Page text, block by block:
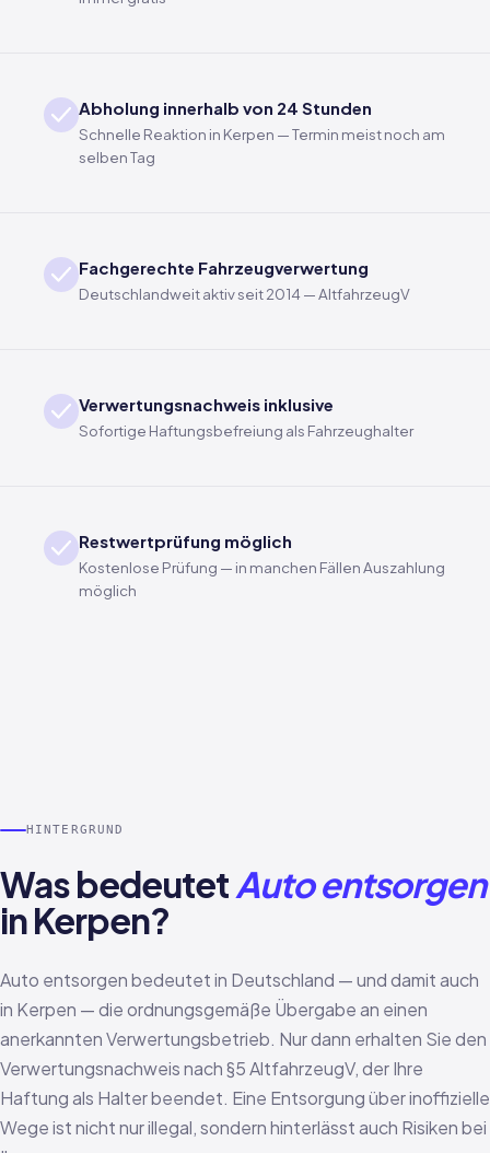
Abholung innerhalb von 24 Stunden
Schnelle Reaktion in Kerpen — Termin meist noch am
selben Tag
Fachgerechte Fahrzeugverwertung
Deutschlandweit aktiv seit 2014 — AltfahrzeugV
Verwertungsnachweis inklusive
Sofortige Haftungsbefreiung als Fahrzeughalter
Restwertprüfung möglich
Kostenlose Prüfung — in manchen Fällen Auszahlung
möglich
HINTERGRUND
Was bedeutetAuto entsorgen
in Kerpen?
Auto entsorgen bedeutet in Deutschland — und damit auch
in Kerpen — die ordnungsgemäße Übergabe an einen
anerkannten Verwertungsbetrieb. Nur dann erhalten Sie den
Verwertungsnachweis nach §5 AltfahrzeugV, der Ihre
Haftung als Halter beendet. Eine Entsorgung über inoffizielle
Wege ist nicht nur illegal, sondern hinterlässt auch Risiken bei